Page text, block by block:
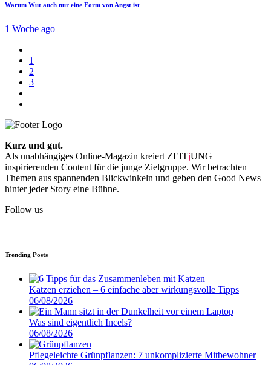
Warum Wut auch nur eine Form von Angst ist
1 Woche ago
1
2
3
Kurz und gut.
Als unabhängiges Online-Magazin kreiert ZEITjUNG
inspirierenden Content für die junge Zielgruppe. Wir betrachten
Themen aus spannenden Blickwinkeln und geben den Good News
hinter jeder Story eine Bühne.
Follow us
Trending Posts
Katzen erziehen – 6 einfache aber wirkungsvolle Tipps
06/08/2026
Was sind eigentlich Incels?
06/08/2026
Pflegeleichte Grünpflanzen: 7 unkomplizierte Mitbewohner